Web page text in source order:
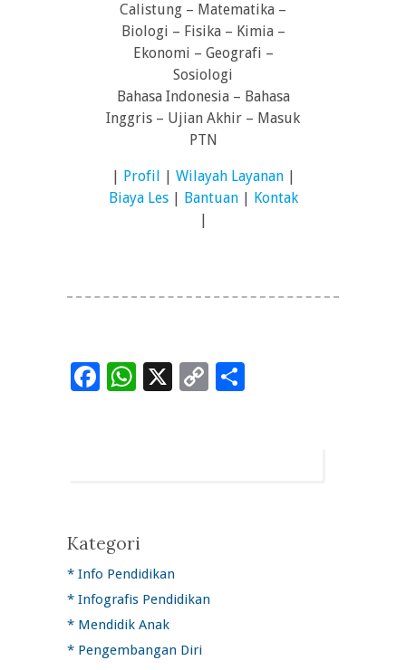
Calistung – Matematika –
Biologi – Fisika – Kimia –
Ekonomi – Geografi –
Sosiologi
Bahasa Indonesia – Bahasa
Inggris – Ujian Akhir – Masuk
PTN
| Profil | Wilayah Layanan|
Biaya Les| Bantuan| Kontak
|
Facebook
WhatsApp
X
Copy
Kategori
* Info Pendidikan
* Infografis Pendidikan
* Mendidik Anak
* Pengembangan Diri